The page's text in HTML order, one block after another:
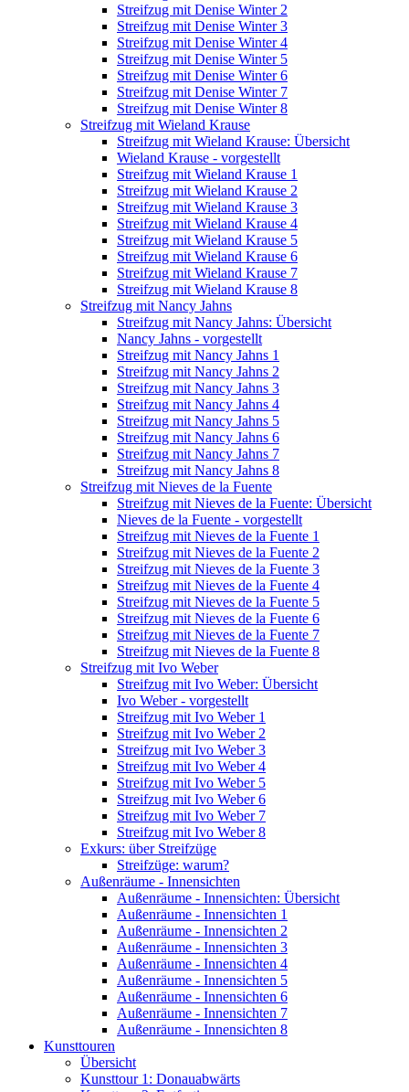
Streifzug mit Denise Winter 2
Streifzug mit Denise Winter 3
Streifzug mit Denise Winter 4
Streifzug mit Denise Winter 5
Streifzug mit Denise Winter 6
Streifzug mit Denise Winter 7
Streifzug mit Denise Winter 8
Streifzug mit Wieland Krause
Streifzug mit Wieland Krause: Übersicht
Wieland Krause - vorgestellt
Streifzug mit Wieland Krause 1
Streifzug mit Wieland Krause 2
Streifzug mit Wieland Krause 3
Streifzug mit Wieland Krause 4
Streifzug mit Wieland Krause 5
Streifzug mit Wieland Krause 6
Streifzug mit Wieland Krause 7
Streifzug mit Wieland Krause 8
Streifzug mit Nancy Jahns
Streifzug mit Nancy Jahns: Übersicht
Nancy Jahns - vorgestellt
Streifzug mit Nancy Jahns 1
Streifzug mit Nancy Jahns 2
Streifzug mit Nancy Jahns 3
Streifzug mit Nancy Jahns 4
Streifzug mit Nancy Jahns 5
Streifzug mit Nancy Jahns 6
Streifzug mit Nancy Jahns 7
Streifzug mit Nancy Jahns 8
Streifzug mit Nieves de la Fuente
Streifzug mit Nieves de la Fuente: Übersicht
Nieves de la Fuente - vorgestellt
Streifzug mit Nieves de la Fuente 1
Streifzug mit Nieves de la Fuente 2
Streifzug mit Nieves de la Fuente 3
Streifzug mit Nieves de la Fuente 4
Streifzug mit Nieves de la Fuente 5
Streifzug mit Nieves de la Fuente 6
Streifzug mit Nieves de la Fuente 7
Streifzug mit Nieves de la Fuente 8
Streifzug mit Ivo Weber
Streifzug mit Ivo Weber: Übersicht
Ivo Weber - vorgestellt
Streifzug mit Ivo Weber 1
Streifzug mit Ivo Weber 2
Streifzug mit Ivo Weber 3
Streifzug mit Ivo Weber 4
Streifzug mit Ivo Weber 5
Streifzug mit Ivo Weber 6
Streifzug mit Ivo Weber 7
Streifzug mit Ivo Weber 8
Exkurs: über Streifzüge
Streifzüge: warum?
Außenräume - Innensichten
Außenräume - Innensichten: Übersicht
Außenräume - Innensichten 1
Außenräume - Innensichten 2
Außenräume - Innensichten 3
Außenräume - Innensichten 4
Außenräume - Innensichten 5
Außenräume - Innensichten 6
Außenräume - Innensichten 7
Außenräume - Innensichten 8
Kunsttouren
Übersicht
Kunsttour 1: Donauabwärts